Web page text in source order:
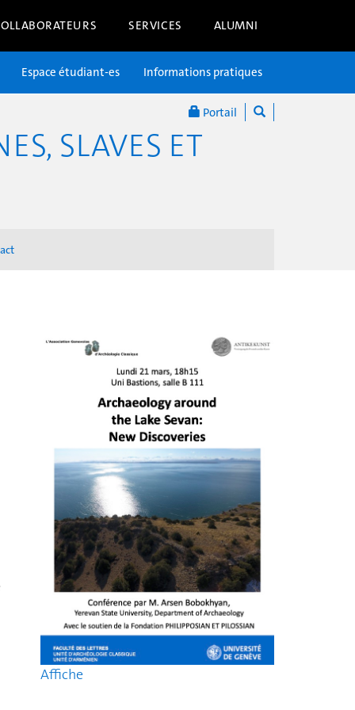
SERVICES ALUMNI
Portail
Espace étudiant-es Informations pratiques
SLAVES ET
Affiche